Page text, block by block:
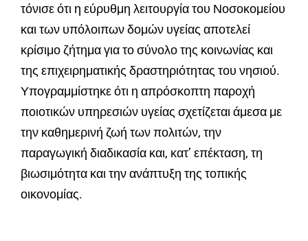
τόνισε ότι η εύρυθμη λειτουργία του Νοσοκομείου
και των υπόλοιπων δομών υγείας αποτελεί
κρίσιμο ζήτημα για το σύνολο της κοινωνίας και
της επιχειρηματικής δραστηριότητας του νησιού.
Υπογραμμίστηκε ότι η απρόσκοπτη παροχή
ποιοτικών υπηρεσιών υγείας σχετίζεται άμεσα με
την καθημερινή ζωή των πολιτών, την
παραγωγική διαδικασία και, κατ’ επέκταση, τη
βιωσιμότητα και την ανάπτυξη της τοπικής
οικονομίας.